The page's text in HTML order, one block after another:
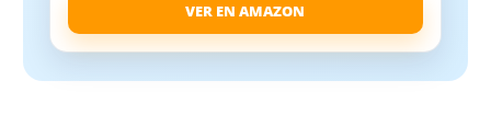
VER EN AMAZON